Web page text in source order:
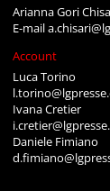
Arianna Gori
E-mail
Account
Luca Torino
Ivana Cretier
Daniele Fimiano